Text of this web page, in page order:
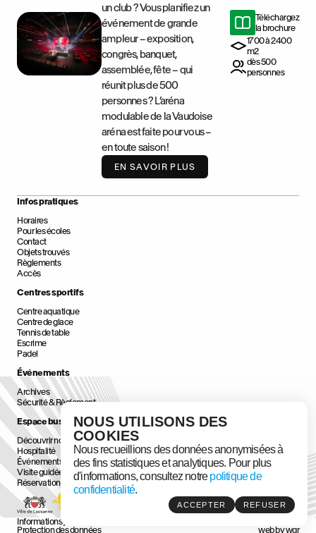
un club ? Vous planifiez un
événement de grande
ampleur – exposition,
congrès, banquet,
assemblée, fête – qui
réunit plus de 500
personnes ? L’aréna
modulable de la Vaudoise
aréna est faite pour vous –
en toute saison !
EN SAVOIR PLUS
Téléchargez
la brochure
1700 à 2400
m2
dès 500
personnes
Infos pratiques
Horaires
Pour les écoles
Contact
Objets trouvés
Règlements
Accès
Centres sportifs
Centre aquatique
Centre de glace
Tennis de table
Escrime
Padel
Événements
Archives
Sécurité & Règlement
Espace business & pro
Découvrir nos espaces business & pro
Hospitalité
Événements sur mesure
Visite guidée
Réservation d'espaces
Informations juridiques
Protection des données
web by wgr
NOUS UTILISONS DES
COOKIES
Nous recueillions des données anonymisées à
des fins statistiques et analytiques. Pour plus
d'informations, consultez notrepolitique de
confidentialité.
ACCEPTER REFUSER